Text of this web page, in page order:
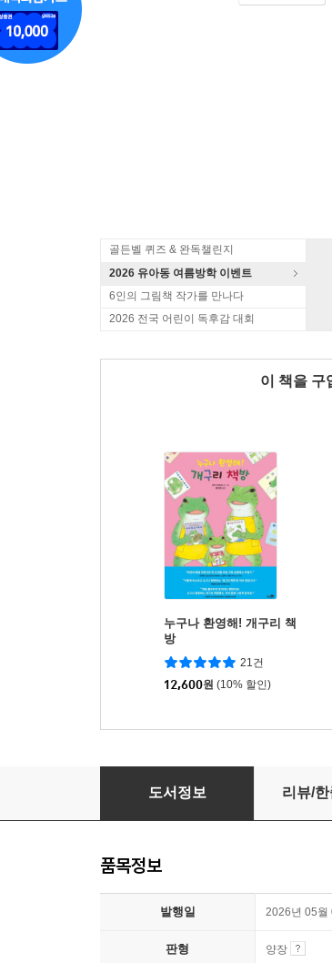
골든벨 퀴즈 & 완독챌린지
2026 유아동 여름방학 이벤트
6인의 그림책 작가를 만나다
2026 전국 어린이 독후감 대회
이 책을 구
누구나 환영해! 개구리 책
방
21건
12,600원 (10% 할인)
내 얘기 좀 들어 볼래?
도서정보 리뷰/
품목정보
발행일 2026년 05월
판형 양장